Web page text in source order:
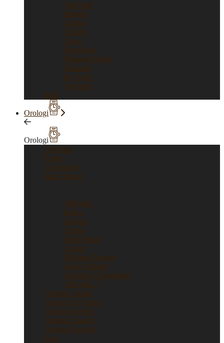
Vedi tutti
Bulgari
Cartier
Tiffany
Gucci
Pomellato
Pasquale Bruni
Damiani
Re Carlo
Vedi tutti
Sold
Orologi
Orologi
Vedi tutti
Rolex
Cronografi
Tutti i brand
Vedi tutti
Rolex
Bulgari
Cartier
Mont Blanc
Corum
Officine Panerai
Franck Muller
Vacheron Constantin
Vedi tutti >
Orologi vintage
Orologi di Forma
Orologi gioiello
Orologi Classici
Orologi Sportivi
Sold